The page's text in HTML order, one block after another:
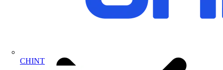
CHINT